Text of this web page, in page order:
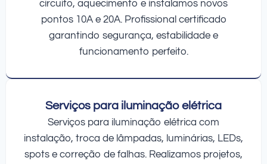
circuito, aquecimento e instalamos novos
pontos 10A e 20A. Profissional certificado
garantindo segurança, estabilidade e
funcionamento perfeito.
Serviços para iluminação elétrica
Serviços para iluminação elétrica com
instalação, troca de lâmpadas, luminárias, LEDs,
spots e correção de falhas. Realizamos projetos,